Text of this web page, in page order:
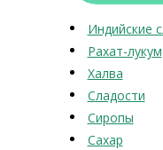
Индийские
Рахат-лукум
Халва
Сладости
Сиропы
Сахар